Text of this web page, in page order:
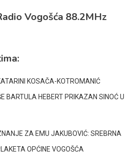
Vogošća 88.2MHz
KOSAČA-KOTROMANIĆ
BARTULA HEBERT PRIKAZAN SINOĆ U
ZA EMU JAKUBOVIĆ: SREBRNA
OPĆINE VOGOŠĆA